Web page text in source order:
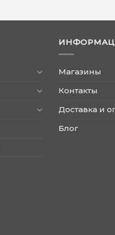
Магазины
Контакты
Доставка и
Блог